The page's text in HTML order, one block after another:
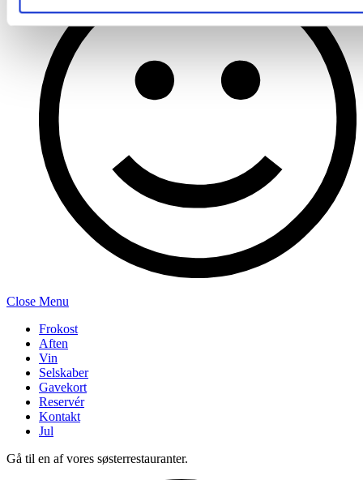
Close Menu
Frokost
Aften
Vin
Selskaber
Gavekort
Reservér
Kontakt
Jul
Gå til en af vores søsterrestauranter.